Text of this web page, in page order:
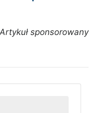
Artykuł sponsorowany